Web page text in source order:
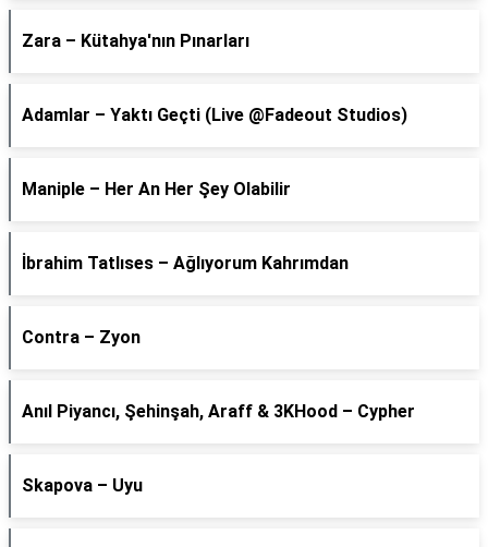
Zara – Kütahya'nın Pınarları
Adamlar – Yaktı Geçti (Live @Fadeout Studios)
Maniple – Her An Her Şey Olabilir
İbrahim Tatlıses – Ağlıyorum Kahrımdan
Contra – Zyon
Anıl Piyancı, Şehinşah, Araff & 3KHood – Cypher
Skapova – Uyu